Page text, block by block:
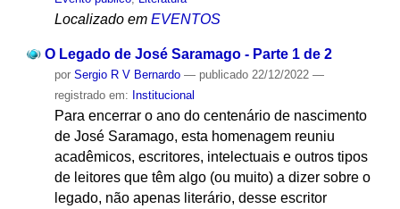
Localizado em EVENTOS
O Legado de José Saramago - Parte 1 de 2
por Sergio R V Bernardo — publicado22/12/2022 —
registrado em: Institucional
Para encerrar o ano do centenário de nascimento
de José Saramago, esta homenagem reuniu
acadêmicos, escritores, intelectuais e outros tipos
de leitores que têm algo (ou muito) a dizer sobre o
legado, não apenas literário, desse escritor